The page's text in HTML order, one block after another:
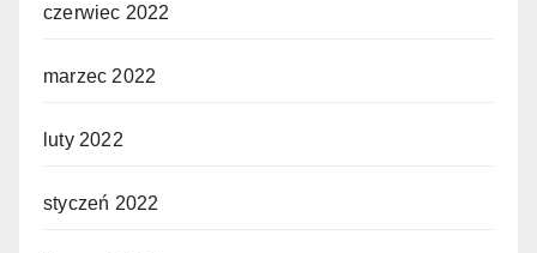
czerwiec 2022
marzec 2022
luty 2022
styczeń 2022